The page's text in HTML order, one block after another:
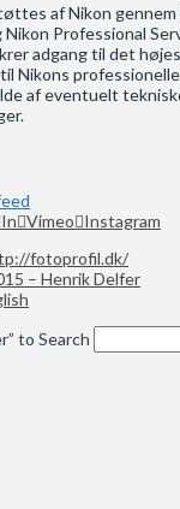
af Nikon gennem
Professional
adgang til det
Nikons
af eventuelt
Vimeo Instagram
fotoprofil.dk/
– Henrik Delfer
to Search